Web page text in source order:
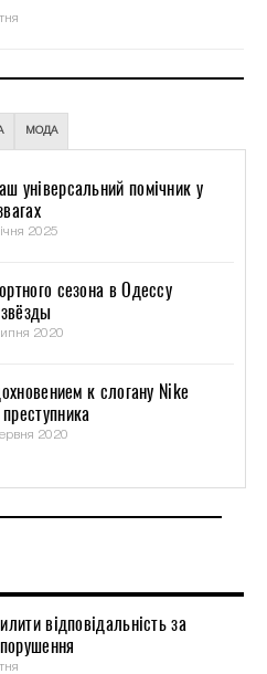
МОДА
універсальний помічник у
2025
сезона в Одессу
2020
к слогану Nike
2020
відповідальність за